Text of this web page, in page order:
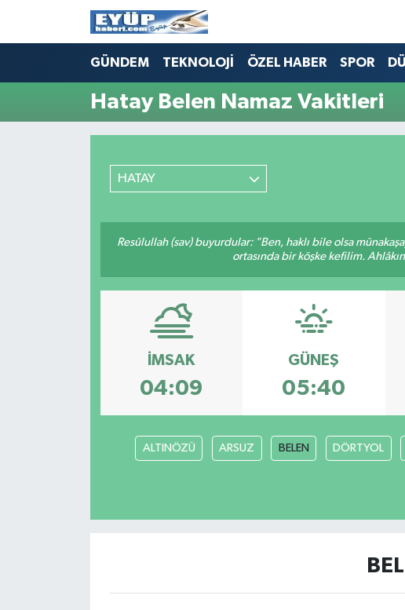
GÜNDEM TEKNOLOJİ ÖZEL HABER SPOR
Hatay Belen Namaz Vakitleri
HATAY
Resûlullah (sav) buyurdular: "Ben, haklı bile olsa
ortasında bir köşke kefilim.
İMSAK
04:09
GÜNEŞ
05:40
ALTINÖZÜ ARSUZ BELEN DÖRTYOL